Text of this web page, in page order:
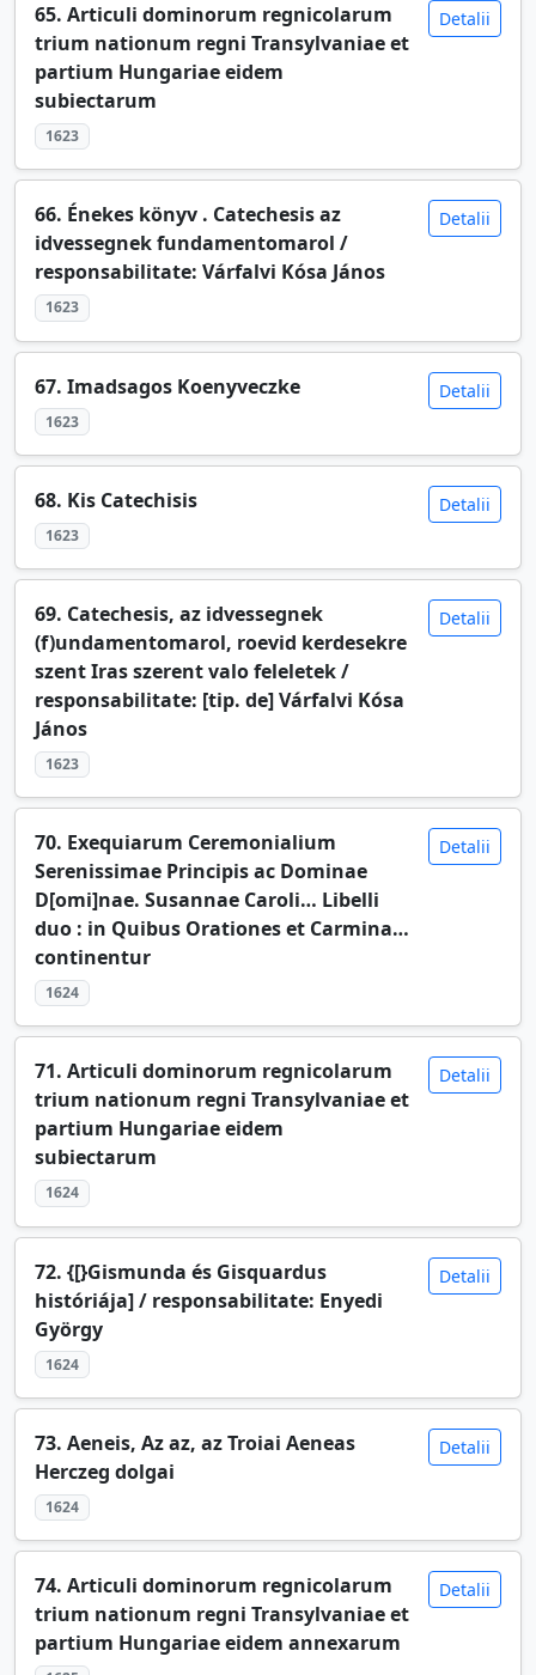
65. Articuli dominorum regnicolarum
trium nationum regni Transylvaniae et
partium Hungariae eidem
subiectarum
1623
Detalii
66. Énekes könyv . Catechesis az
idvessegnek fundamentomarol /
responsabilitate: Várfalvi Kósa János
1623
Detalii
67. Imadsagos Koenyveczke
1623
Detalii
68. Kis Catechisis
1623
Detalii
69. Catechesis, az idvessegnek
(f)undamentomarol, roevid kerdesekre
szent Iras szerent valo feleletek /
responsabilitate: [tip. de] Várfalvi Kósa
János
1623
Detalii
70. Exequiarum Ceremonialium
Serenissimae Principis ac Dominae
D[omi]nae. Susannae Caroli… Libelli
duo : in Quibus Orationes et Carmina…
continentur
1624
Detalii
71. Articuli dominorum regnicolarum
trium nationum regni Transylvaniae et
partium Hungariae eidem
subiectarum
1624
Detalii
72. {[}Gismunda és Gisquardus
históriája] / responsabilitate: Enyedi
György
1624
Detalii
73. Aeneis, Az az, az Troiai Aeneas
Herczeg dolgai
1624
Detalii
74. Articuli dominorum regnicolarum
trium nationum regni Transylvaniae et
partium Hungariae eidem annexarum
Detalii